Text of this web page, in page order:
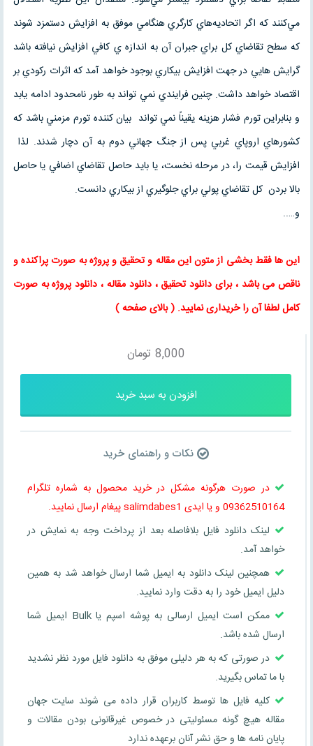
مي‌کنند که اگر اتحاديه‌هاي کارگري هنگامي موفق به افزايش دستمزد شوند
که سطح تقاضاي کل براي جبران آن به اندازه ي کافي افزايش نيافته باشد
گرايش هايي در جهت افزايش بيکاري بوجود خواهد آمد که اثرات رکودي بر
اقتصاد خواهد داشت. چنين فرايندي نمي تواند به طور نامحدود ادامه يابد
و بنابراين تورم فشار هزينه يقيناً نمي تواند بيان کننده تورم مزمني باشد كه
کشور‌هاي اروپاي غربي پس از جنگ جهاني دوم به آن دچار شدند. لذا
افزايش قيمت را، در مرحله نخست، يا بايد حاصل تقاضاي اضافي يا حاصل
بالا بردن کل تقاضاي پولي براي جلوگيري از بيکاري دانست.
و…..
این ها فقط بخشی از متون اینمقاله وتحقیق و پروژه به صورت پراکنده و
ناقص می باشد ، برای دانلود تحقیق ،دانلود مقاله ، دانلود پروژه به صورت
کامل لطفا آن را خریداری نمایید. (بالای صفحه)
8,000 تومان
افزودن به سبد خرید
نکات و راهنمای خرید
در صورت هرگونه مشکل در خرید محصول به شماره تلگرام
09362510164 و یا ایدی salimdabes1 پیغام ارسال نمایید.
لینک دانلود فایل بلافاصله بعد از پرداخت وجه به نمایش در
خواهد آمد.
همچنین لینک دانلود به ایمیل شما ارسال خواهد شد به همین
دلیل ایمیل خود را به دقت وارد نمایید.
ممکن است ایمیل ارسالی به پوشه اسپم یا Bulk ایمیل شما
ارسال شده باشد.
در صورتی که به هر دلیلی موفق به دانلود فایل مورد نظر نشدید
با ما تماس بگیرید.
کلیه فایل ها توسط کاربران قرار داده می شوند سایت جهان
مقاله هیچ گونه مسئولیتی در خصوص غیرقانونی بودن مقالات و
پایان نامه ها و حق نشر آنان برعهده ندارد